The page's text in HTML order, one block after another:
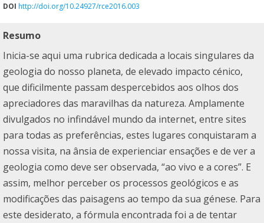
DOI http://doi.org/10.24927/rce2016.003
Resumo
Inicia-se aqui uma rubrica dedicada a locais singulares da
geologia do nosso planeta, de elevado impacto cénico,
que dificilmente passam despercebidos aos olhos dos
apreciadores das maravilhas da natureza. Amplamente
divulgados no infindável mundo da internet, entre sites
para todas as preferências, estes lugares conquistaram a
nossa visita, na ânsia de experienciar ensações e de ver a
geologia como deve ser observada, “ao vivo e a cores”. E
assim, melhor perceber os processos geológicos e as
modificações das paisagens ao tempo da sua génese. Para
este desiderato, a fórmula encontrada foi a de tentar